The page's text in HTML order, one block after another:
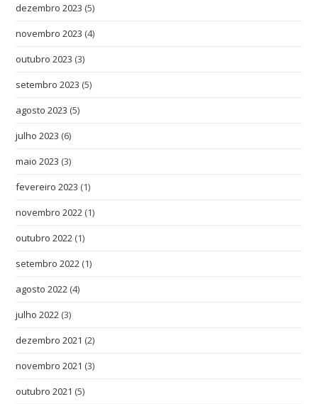
dezembro 2023 (5)
novembro 2023 (4)
outubro 2023 (3)
setembro 2023 (5)
agosto 2023 (5)
julho 2023 (6)
maio 2023 (3)
fevereiro 2023 (1)
novembro 2022 (1)
outubro 2022 (1)
setembro 2022 (1)
agosto 2022 (4)
julho 2022 (3)
dezembro 2021 (2)
novembro 2021 (3)
outubro 2021 (5)